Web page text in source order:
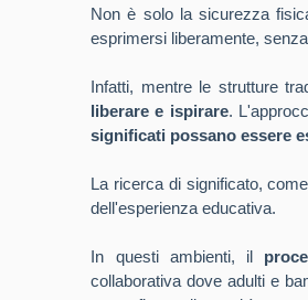
Non è solo la sicurezza
esprimersi liberamente,
Infatti, mentre le strutture
liberare e ispirare.
significati possano essere
La ricerca di significato,
dell'esperienza educativa.
In questi ambienti, il
collaborativa dove adulti e